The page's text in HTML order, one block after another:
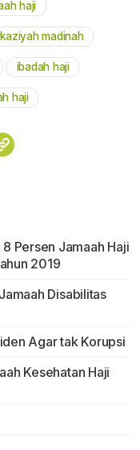
haji
madinah
ibadah haji
haji
Persen Jamaah Haji
2019
Disabilitas
Agar tak Korupsi
Kesehatan Haji